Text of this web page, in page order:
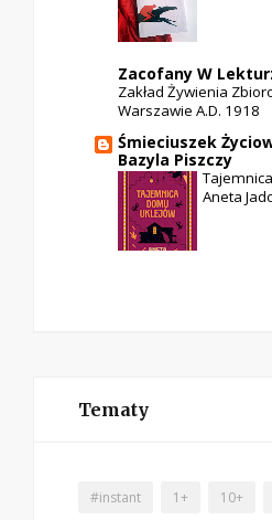
Zacofany W
Zakład Żywienia
Warszawie A.D. 1918
Śmieciuszek
Bazyla Piszczy
Aneta
Tematy
#instant 1+ 10+